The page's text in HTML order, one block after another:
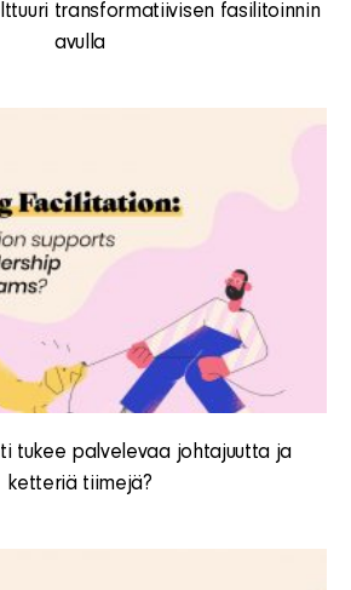
transformatiivisen fasilitoinnin
avulla
tukee palvelevaa johtajuutta ja
ketteriä tiimejä?